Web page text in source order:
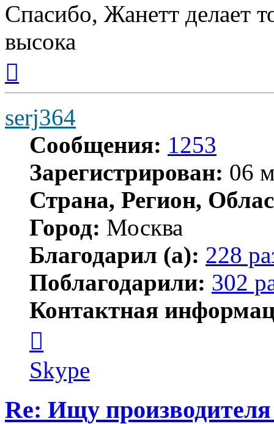
Спасибо, Жанетт делает
высока
началу
serj364
Сообщения: 1253
Зарегистрирован: 06
Страна, Регион,
Город: Москва
Благодарил (а): 228
Поблагодарили: 302
Контактная
пользователя
serj364
Skype
Re: Ищу